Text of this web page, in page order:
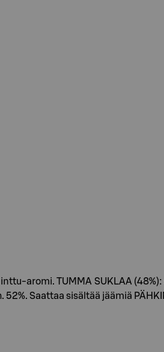
aromi. TUMMA SUKLAA (48%):
Saattaa sisältää jäämiä